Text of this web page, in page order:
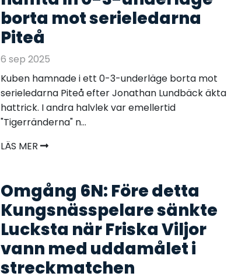
borta mot serieledarna
Piteå
6 sep 2025
Kuben hamnade i ett 0-3-underläge borta mot
serieledarna Piteå efter Jonathan Lundbäck äkta
hattrick. I andra halvlek var emellertid
"Tigerränderna" n...
LÄS MER
Omgång 6N: Före detta
Kungsnässpelare sänkte
Lucksta när Friska Viljor
vann med uddamålet i
streckmatchen